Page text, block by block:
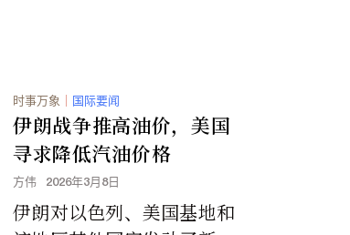
时事万象 ｜ 国际要闻
伊朗战争推高油价，美国
寻求降低汽油价格
方伟 2026年3月8日
伊朗对以色列、美国基地和